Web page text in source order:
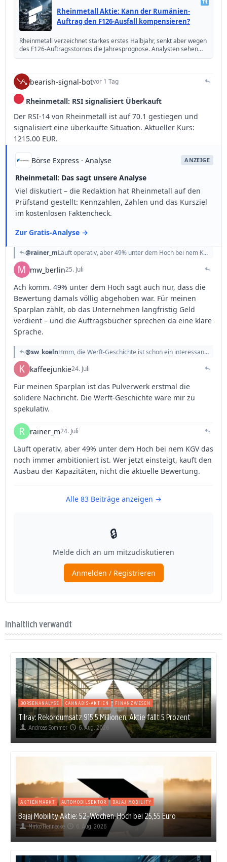
Inhaltlich verwandt
BÖRSENANALYSE CANNABIS-AKTIEN FINANZWESEN
Tilray: Rekordumsatz 915,5 Millionen, Aktie fällt 5 Prozent
Andreas Sommer 6. Aug. 2026
AKTIENMARKT AUTOMOBILSEKTOR BAJAJ MOBILITY
Bajaj Mobility Aktie: 52-Wochen-Hoch bei 25,55 Euro
Mirko Hennecke 6. Aug. 2026